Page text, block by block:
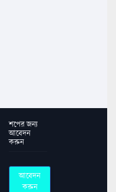
শপের জন্য
আবেদন
করুন
আবেদন
করুন